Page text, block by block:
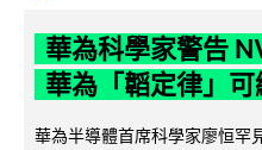
華為科學家警告
華為「韜定律」
華為半導體首席科學家廖恒罕